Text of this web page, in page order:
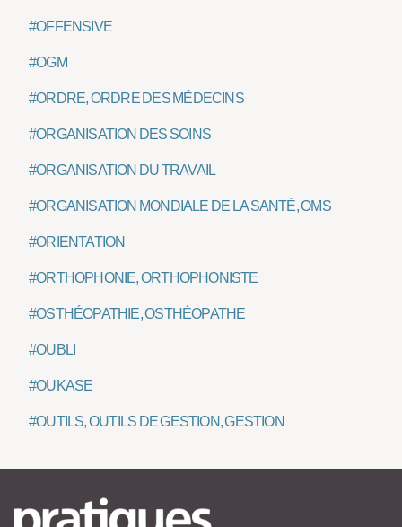
#OFFENSIVE
#OGM
#ORDRE, ORDRE DES MÉDECINS
#ORGANISATION DES SOINS
#ORGANISATION DU TRAVAIL
#ORGANISATION MONDIALE DE LA SANTÉ, OMS
#ORIENTATION
#ORTHOPHONIE, ORTHOPHONISTE
#OSTHÉOPATHIE, OSTHÉOPATHE
#OUBLI
#OUKASE
#OUTILS, OUTILS DE GESTION, GESTION